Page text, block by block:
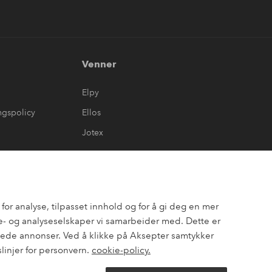
analyse, tilpasset innhold og for å gi deg en mer
analyseselskaper vi samarbeider med. Dette er
annonser. Ved å klikke på Aksepter samtykker
for personvern. cookie-policy.
Venner
Elpy
Ellos
Jotex